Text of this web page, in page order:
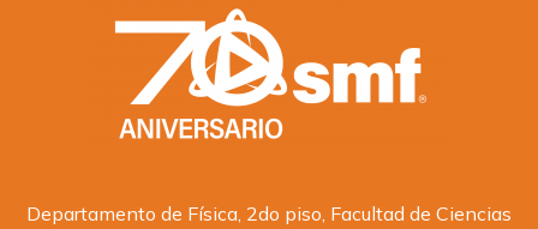
Departamento de Física, 2do piso, Facultad de Ciencias